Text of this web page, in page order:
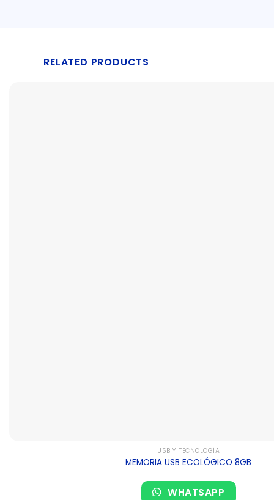
RELATED PRODUCTS
USB Y TECNOLOGÍA
MEMORIA USB ECOLÓGICO 8GB
WHATSAPP